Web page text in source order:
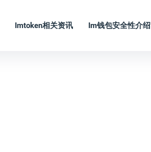
Imtoken相关资讯 Im钱包安全性介绍